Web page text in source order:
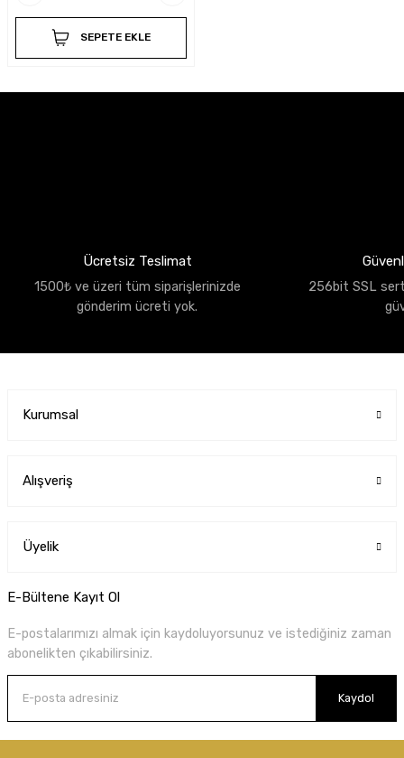
SEPETE EKLE
Ücretsiz Teslimat
1500₺ ve üzeri tüm siparişlerinizde
gönderim ücreti yok.
256bit SSL
Kurumsal
Alışveriş
Üyelik
E-Bültene Kayıt Ol
E-postalarımızı almak için kaydoluyorsunuz ve istediğiniz zaman
abonelikten çıkabilirsiniz.
Kaydol